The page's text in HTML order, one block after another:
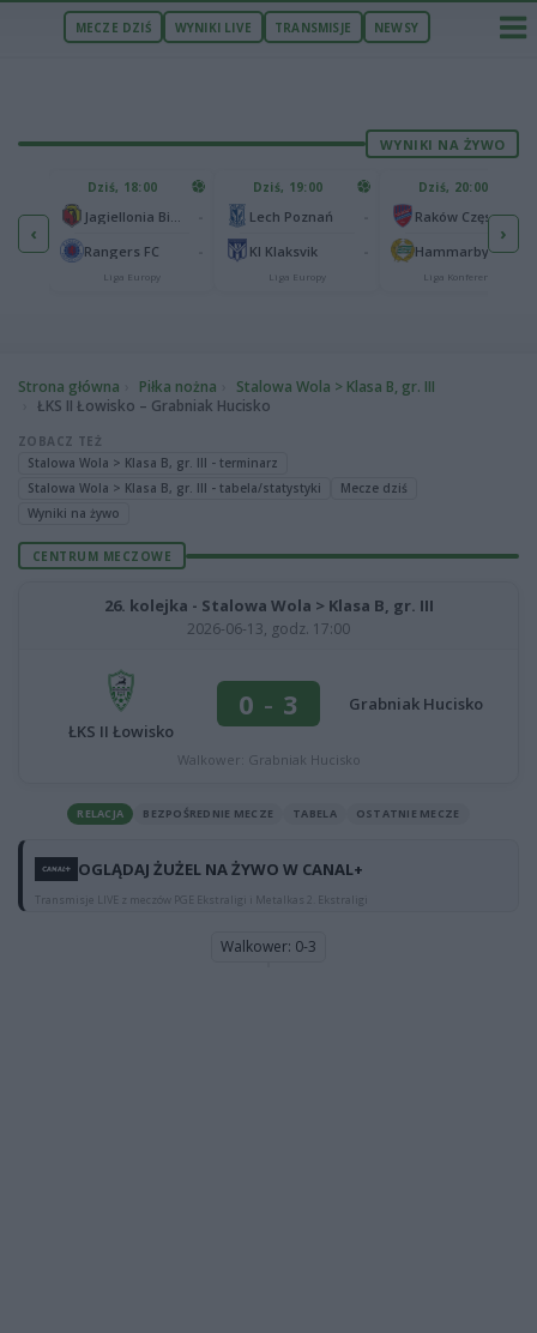
MECZE DZIŚ WYNIKI LIVE TRANSMISJE NEWSY
WYNIKI NA ŻYWO
‹
1
0
Dziś, 18:00
Rangers FC
Liga Europy
Dziś, 19:00
Lech Poznań
KI Klaksvik
Liga Europy
Dziś, 20:00
Raków Częstochowa
Hammarby IF
Liga Konferencji
›
Strona główna Piłka nożna
Stalowa Wola > Klasa B, gr. III
ŁKS II Łowisko – Grabniak Hucisko
ZOBACZ TEŻ
Stalowa Wola > Klasa B, gr. III - terminarz
Stalowa Wola > Klasa B, gr. III - tabela/statystyki
Mecze dziś
Wyniki na żywo
CENTRUM MECZOWE
26. kolejka - Stalowa Wola > Klasa B, gr. III
2026-06-13, godz. 17:00
ŁKS II Łowisko
0 - 3 Grabniak Hucisko
Walkower: Grabniak Hucisko
RELACJA BEZPOŚREDNIE MECZE TABELA OSTATNIE MECZE
OGLĄDAJ ŻUŻEL NA ŻYWO W CANAL+
Transmisje LIVE z meczów PGE Ekstraligi i Metalkas 2. Ekstraligi
Walkower: 0-3